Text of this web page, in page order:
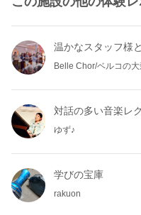
温かなスタッフ様
Belle Chor/ベルコの大
対話の多い音楽レ
ゆず♪
学びの宝庫
rakuon